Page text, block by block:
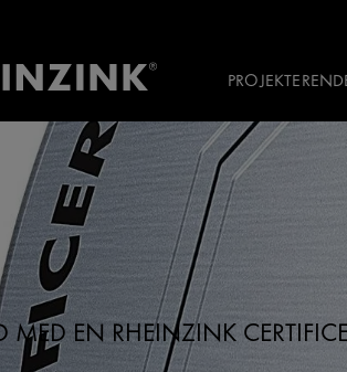
MED EN RHEINZINK